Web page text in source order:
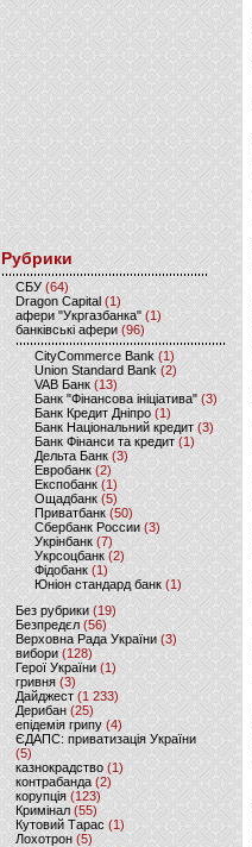
Рубрики
CБУ (64)
Dragon Capital (1)
афери "Укргазбанка" (1)
банківські афери (96)
CityCommerce Bank (1)
Union Standard Bank (2)
VAB Банк (13)
Банк "Фінансова ініціатива" (3)
Банк Кредит Дніпро (1)
Банк Національний кредит (3)
Банк Фінанси та кредит (1)
Дельта Банк (3)
Евробанк(2)
Експобанк (1)
Ощадбанк(5)
Приватбанк (50)
Сбербанк России (3)
Укрінбанк(7)
Укрсоцбанк (2)
Фідобанк (1)
Юніон стандард банк(1)
Без рубрики (19)
Безпредєл(56)
Верховна Рада України (3)
вибори(128)
Герої України(1)
гривня (3)
Дайджест (1 233)
Дерибан (25)
епідемія грипу (4)
ЄДАПС: приватизація України
(5)
казнокрадство (1)
контрабанда (2)
корупція (123)
Кримінал (55)
Кутовий Тарас (1)
Лохотрон(5)